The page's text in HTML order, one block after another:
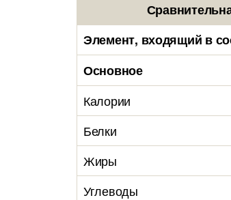
Элемент, входящий в
Основное
Калории
Белки
Жиры
Углеводы